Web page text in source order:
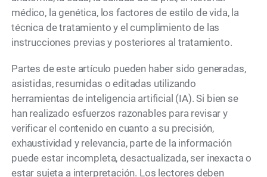
médico, la genética, los factores de estilo de vida, la
técnica de tratamiento y el cumplimiento de las
instrucciones previas y posteriores al tratamiento.
Partes de este artículo pueden haber sido generadas,
asistidas, resumidas o editadas utilizando
herramientas de inteligencia artificial (IA). Si bien se
han realizado esfuerzos razonables para revisar y
verificar el contenido en cuanto a su precisión,
exhaustividad y relevancia, parte de la información
puede estar incompleta, desactualizada, ser inexacta o
estar sujeta a interpretación. Los lectores deben